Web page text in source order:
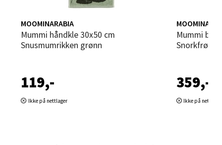
MOOMINARABIA
Mummi håndkle 30x50 cm
Snusmumrikken grønn
119,-
Ikke på nettlager
Mummi badehåndkle 70x140 cm
359,-
Ikke på
Brodtkorbsgate 7, 1338 Sandvika
0 i butikk